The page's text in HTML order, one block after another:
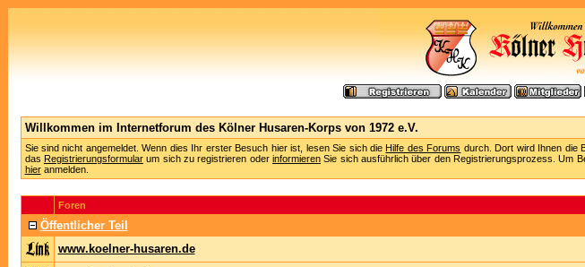
Willkommen im Internetforum des Kölner Husaren-Korps von 1972 e.V.
Sie sind nicht angemeldet. Wenn dies Ihr erster Besuch hier ist, lesen Sie sich dieHilfe des Forums durch. Dort wird Ihnen die
das Registrierungsformularum sich zu registrieren oder informierenSie sich ausführlich über den Registrierungsprozess. Um
hieranmelden.
Foren
Öffentlicher Teil
www.koelner-husaren.de